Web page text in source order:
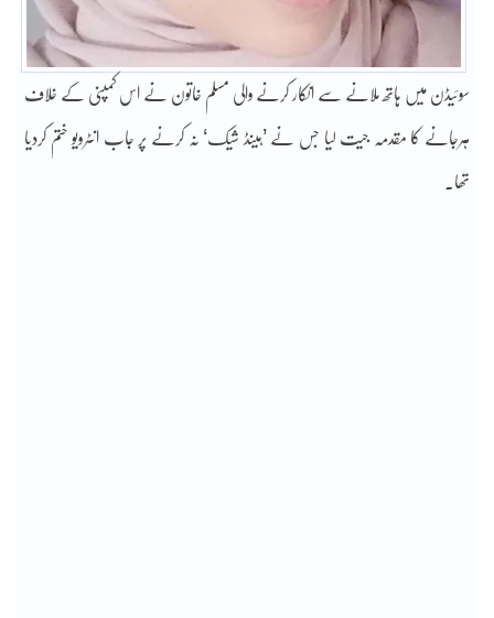
سوئیڈن میں ہاتھ ملانے سے انکار کرنے والی مسلم خاتون نے اس کمپنی کے خلاف
ہرجانے کا مقدمہ جیت لیا جس نے ’ہینڈ شیک‘ نہ کرنے پر جاب انٹرویو ختم کردیا
تھا۔